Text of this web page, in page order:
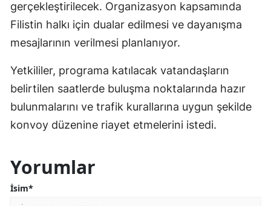
gerçekleştirilecek. Organizasyon kapsamında
Filistin halkı için dualar edilmesi ve dayanışma
mesajlarının verilmesi planlanıyor.
Yetkililer, programa katılacak vatandaşların
belirtilen saatlerde buluşma noktalarında hazır
bulunmalarını ve trafik kurallarına uygun şekilde
konvoy düzenine riayet etmelerini istedi.
Yorumlar
İsim*